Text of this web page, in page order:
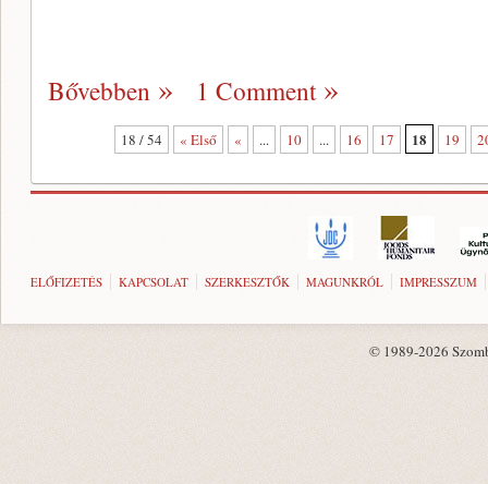
Bővebben 1 Comment
18 / 54 « Első « ... 10 ... 16 17 18 19
ELŐFIZETÉS KAPCSOLAT SZERKESZTŐK MAGUNKRÓL IMPRESSZUM
© 1989-2026